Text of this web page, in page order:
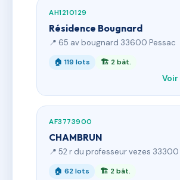
AH1210129
Résidence Bougnard
📍 65 av bougnard 33600 Pessac
🏠 119 lots 🏗 2 bât.
Voir
AF3773900
CHAMBRUN
📍 52 r du professeur vezes
🏠 62 lots 🏗 2 bât.